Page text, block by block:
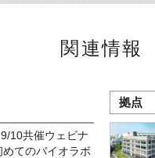
関連情報
10共催ウェビナ
てのバイオラボ
拠点